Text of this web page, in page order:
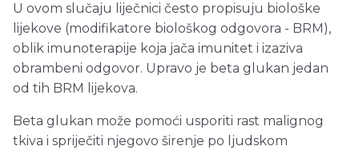
U ovom slučaju liječnici često propisuju biološke
lijekove (modifikatore biološkog odgovora - BRM),
oblik imunoterapije koja jača imunitet i izaziva
obrambeni odgovor. Upravo je beta glukan jedan
od tih BRM lijekova.
Beta glukan može pomoći usporiti rast malignog
tkiva i spriječiti njegovo širenje po ljudskom